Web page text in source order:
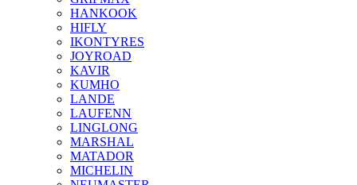
HANKOOK
HIFLY
IKONTYRES
JOYROAD
KAVIR
KUMHO
LANDE
LAUFENN
LINGLONG
MARSHAL
MATADOR
MICHELIN